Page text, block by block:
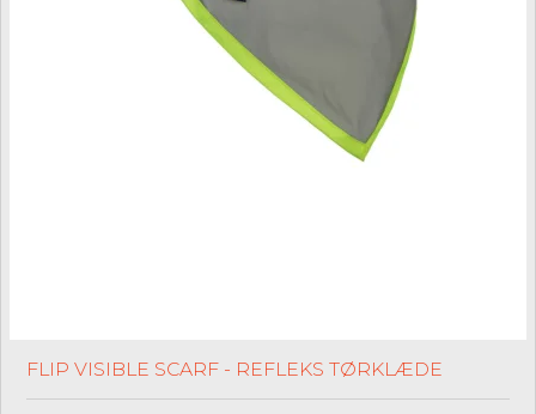
FLIP VISIBLE SCARF - REFLEKS TØRKLÆDE